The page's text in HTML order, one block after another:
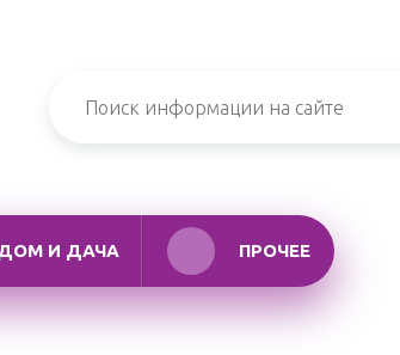
И ДАЧА ПРОЧЕЕ